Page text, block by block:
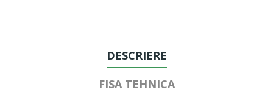
DESCRIERE
FISA TEHNICA